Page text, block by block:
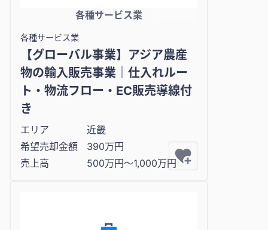
各種サービス業
各種サービス業
【グローバル事業】アジア農産
物の輸入販売事業｜仕入れルー
ト・物流フロー・EC販売導線付
き
エリア
近畿
希望売却金額
390万円
売上高
500万円〜1,000万円